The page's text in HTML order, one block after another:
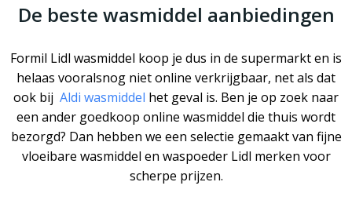
De beste wasmiddel aanbiedingen
Formil Lidl wasmiddel koop je dus in de supermarkt en is
helaas vooralsnog niet online verkrijgbaar, net als dat
ook bij Aldi wasmiddel het geval is. Ben je op zoek naar
een ander goedkoop online wasmiddel die thuis wordt
bezorgd? Dan hebben we een selectie gemaakt van fijne
vloeibare wasmiddel en waspoeder Lidl merken voor
scherpe prijzen.